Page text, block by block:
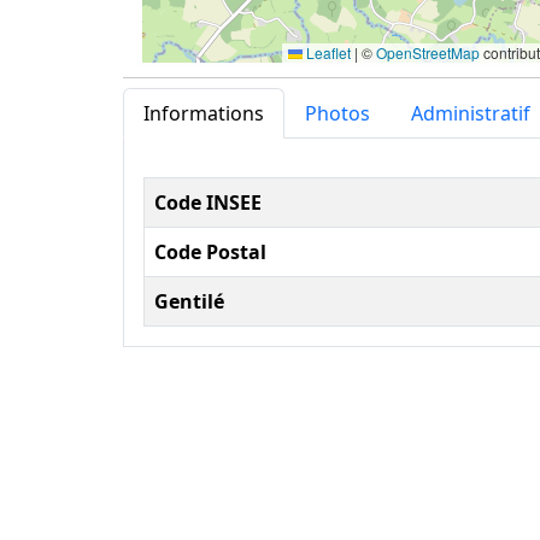
Leaflet | ©OpenStreetMap
Informations Photos Administratif
Informations
Code INSEE
Code Postal
Gentilé